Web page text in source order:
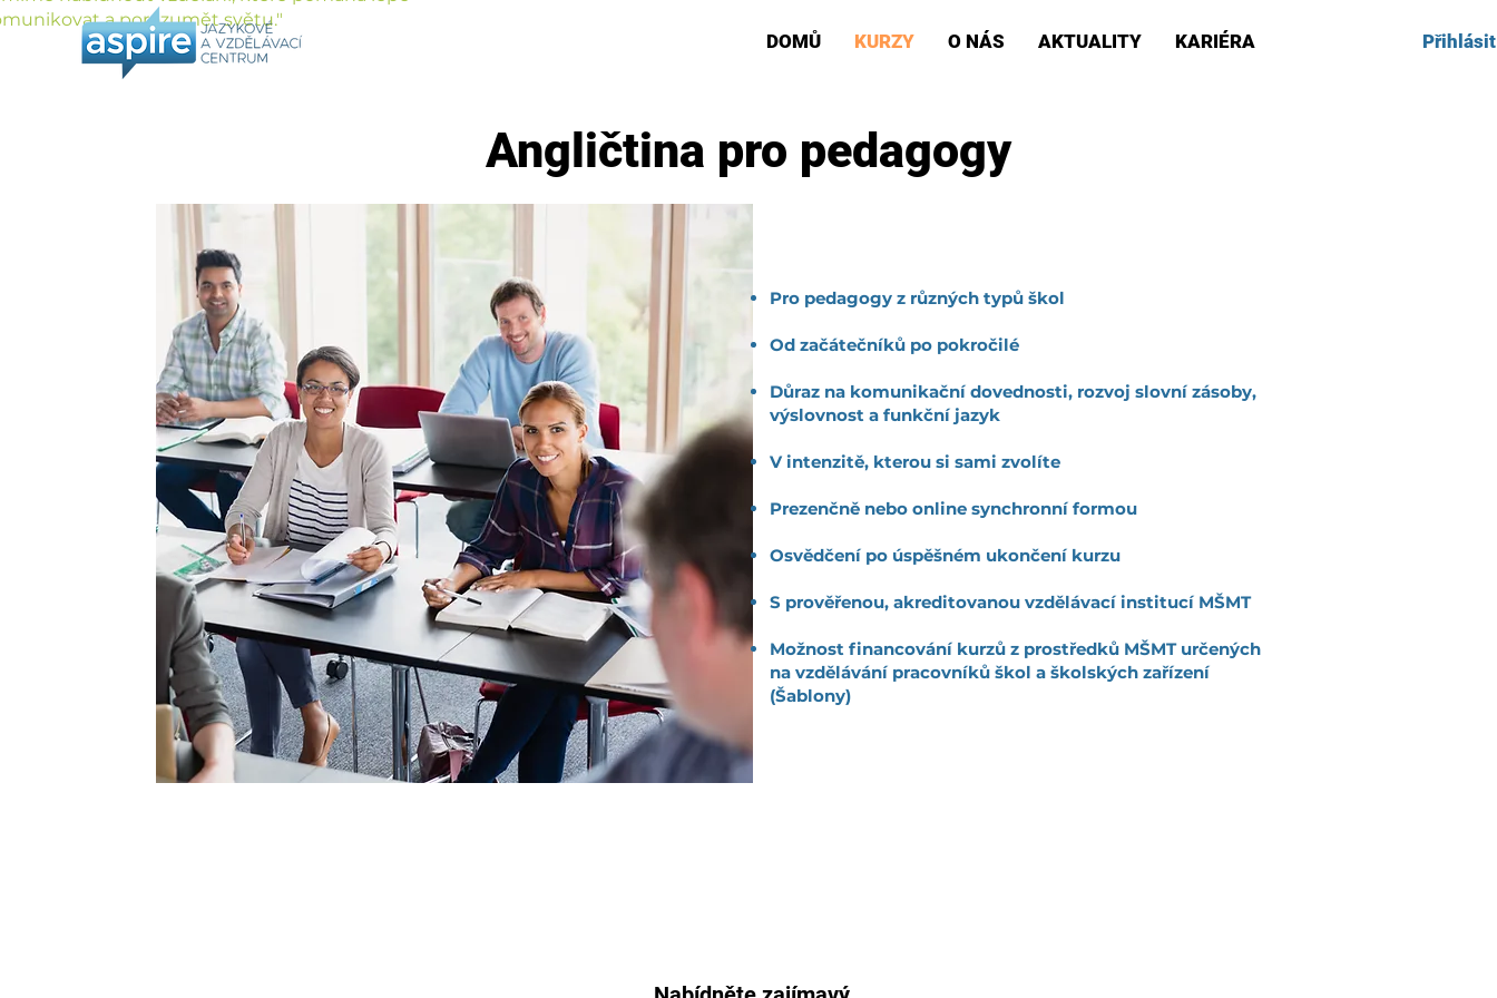
DOMŮ KURZY O NÁS AKTUALITY KARIÉRA
a porozumět světu."
Angličtina pro pedagogy
Pro pedagogy z různých typů škol
Od začátečníků po pokročilé
Důraz na komunikační dovednosti, rozvoj slovní zásoby,
výslovnost a funkční jazyk
V intenzitě, kterou si sami zvolíte
Prezenčně nebo online synchronní formou
Osvědčení po úspěšném ukončení kurzu
S prověřenou, akreditovanou vzdělávací institucí MŠMT
Možnost financování kurzů z prostředků MŠMT určených
na vzdělávání pracovníků škol a školských zařízení
(Šablony)